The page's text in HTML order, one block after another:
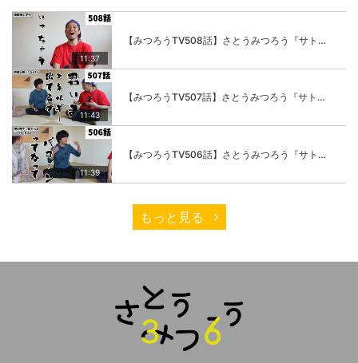
11:37
【みつろうTV508話】さとうみつろう『サトレル男塾』編④「“毎日”が変わります。楽しく」
11:43
【みつろうTV507話】さとうみつろう『サトレル男塾』編③「快楽は“自分のカラダの内側”にしかない」
11:39
【みつろうTV506話】さとうみつろう『サトレル男塾』編②「不思議な棒をお尻に…」
もっと見る